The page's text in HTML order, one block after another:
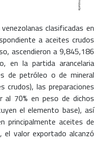
clasificadas en
a aceites crudos
ascendieron a 9,845,186
en la partida arancelaria
de petróleo o de mineral
crudos), las preparaciones
al 70% en peso de dichos
el elemento base), así
principalmente aceites de
valor exportado alcanzó